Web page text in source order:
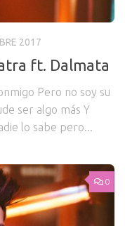
2017
ft. Dalmata
Pero no soy su
ser algo más Y
lo sabe pero...
0